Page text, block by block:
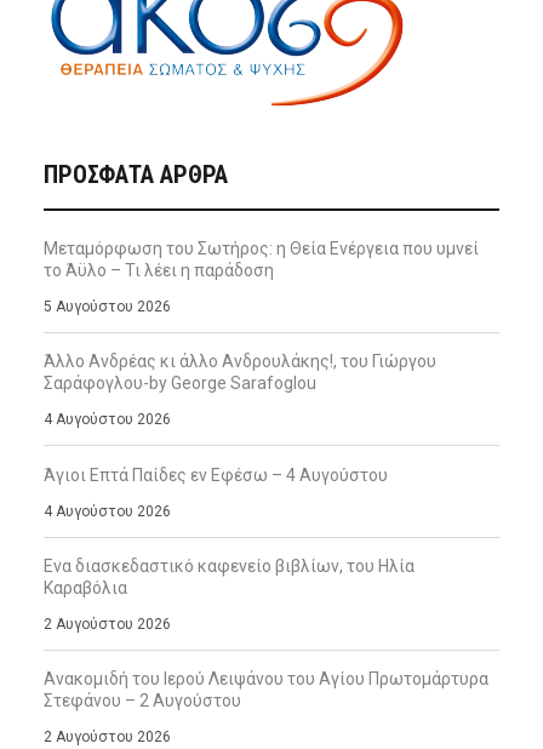
ΠΡΌΣΦΑΤΑ ΆΡΘΡΑ
Μεταμόρφωση του Σωτήρος: η Θεία Ενέργεια που υμνεί
το Άϋλο – Τι λέει η παράδοση
5 Αυγούστου 2026
Άλλο Ανδρέας κι άλλο Ανδρουλάκης!, του Γιώργου
Σαράφογλου-by George Sarafoglou
4 Αυγούστου 2026
Άγιοι Επτά Παίδες εν Εφέσω – 4 Αυγούστου
4 Αυγούστου 2026
Ενα διασκεδαστικό καφενείο βιβλίων, του Ηλία
Καραβόλια
2 Αυγούστου 2026
Ανακομιδή του Ιερού Λειψάνου του Αγίου Πρωτομάρτυρα
Στεφάνου – 2 Αυγούστου
2 Αυγούστου 2026